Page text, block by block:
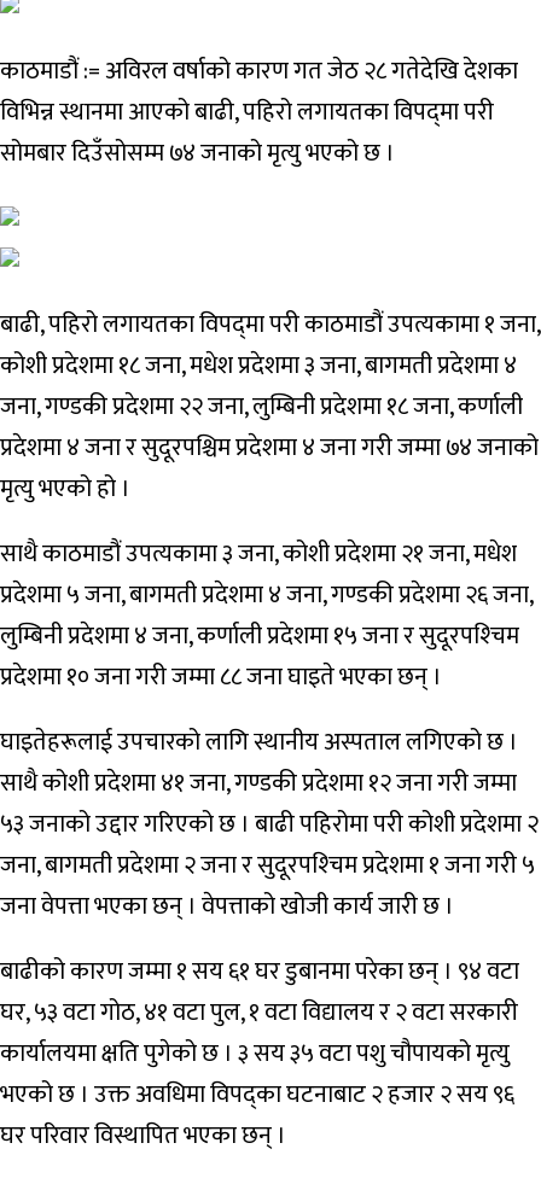
काठमाडौं := अविरल वर्षाको कारण गत जेठ २८ गतेदेखि देशका
विभिन्न स्थानमा आएको बाढी, पहिरो लगायतका विपद्‍मा परी
सोमबार दिउँसोसम्म ७४ जनाको मृत्यु भएको छ ।
बाढी, पहिरो लगायतका विपद्‍मा परी काठमाडौं उपत्यकामा १ जना,
कोशी प्रदेशमा १८ जना, मधेश प्रदेशमा ३ जना, बागमती प्रदेशमा ४
जना, गण्डकी प्रदेशमा २२ जना, लुम्बिनी प्रदेशमा १८ जना, कर्णाली
प्रदेशमा ४ जना र सुदूरपश्चिम प्रदेशमा ४ जना गरी जम्मा ७४ जनाको
मृत्यु भएको हो ।
साथै काठमाडौं उपत्यकामा ३ जना, कोशी प्रदेशमा २१ जना, मधेश
प्रदेशमा ५ जना, बागमती प्रदेशमा ४ जना, गण्डकी प्रदेशमा २६ जना,
लुम्बिनी प्रदेशमा ४ जना, कर्णाली प्रदेशमा १५ जना र सुदूरपश्‍चिम
प्रदेशमा १० जना गरी जम्मा ८८ जना घाइते भएका छन् ।
घाइतेहरूलाई उपचारको लागि स्थानीय अस्पताल लगिएको छ ।
साथै कोशी प्रदेशमा ४१ जना, गण्डकी प्रदेशमा १२ जना गरी जम्मा
५३ जनाको उद्दार गरिएको छ । बाढी पहिरोमा परी कोशी प्रदेशमा २
जना, बागमती प्रदेशमा २ जना र सुदूरपश्‍चिम प्रदेशमा १ जना गरी ५
जना वेपत्ता भएका छन् । वेपत्ताको खोजी कार्य जारी छ ।
बाढीको कारण जम्मा १ सय ६१ घर डुबानमा परेका छन् । ९४ वटा
घर, ५३ वटा गोठ, ४१ वटा पुल, १ वटा विद्यालय र २ वटा सरकारी
कार्यालयमा क्षति पुगेको छ । ३ सय ३५ वटा पशु चौपायको मृत्यु
भएको छ । उक्त अवधिमा विपद्‍का घटनाबाट २ हजार २ सय ९६
घर परिवार विस्थापित भएका छन् ।